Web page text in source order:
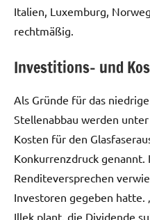
Italien, Luxemburg,
rechtmäßig.
Investitions- und
Als Gründe für das
Stellenabbau werden
Kosten für den
Konkurrenzdruck
Renditeversprechen
Investoren gegeben hatte.
Illek plant, die Dividende